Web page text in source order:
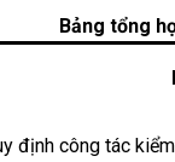
Bảng tổng
định công tác